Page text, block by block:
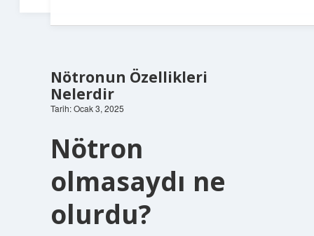
Nötronun Özellikleri
Nelerdir
Tarih: Ocak 3, 2025
Nötron
olmasaydı ne
olurdu?